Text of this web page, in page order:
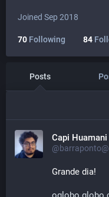
Joined Sep 2018
70 Following 84
Posts
Capi Huamani
Grande dia!